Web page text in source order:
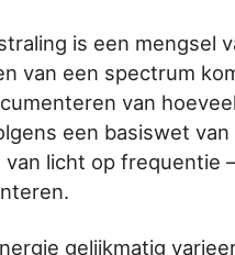
is een mengsel
van een spectrum
van
een basiswet
licht op frequentie
gelijkmatig